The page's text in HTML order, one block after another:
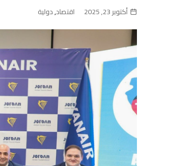
أكتوبر 23, 2025 اقتصاد,دولية